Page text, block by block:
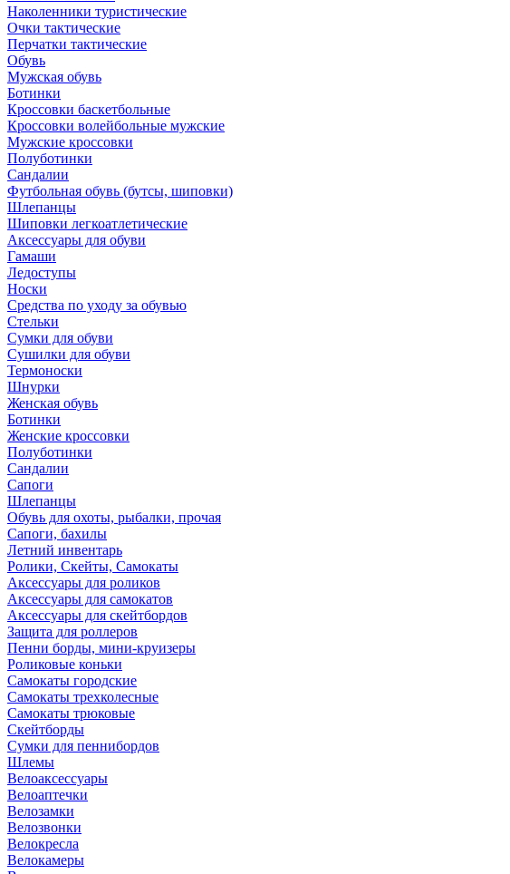
Наколенники туристические
Очки тактические
Перчатки тактические
Обувь
Мужская обувь
Ботинки
Кроссовки баскетбольные
Кроссовки волейбольные мужские
Мужские кроссовки
Полуботинки
Сандалии
Футбольная обувь (бутсы, шиповки)
Шлепанцы
Шиповки легкоатлетические
Аксессуары для обуви
Гамаши
Ледоступы
Носки
Средства по уходу за обувью
Стельки
Сумки для обуви
Сушилки для обуви
Термоноски
Шнурки
Женская обувь
Ботинки
Женские кроссовки
Полуботинки
Сандалии
Сапоги
Шлепанцы
Обувь для охоты, рыбалки, прочая
Сапоги, бахилы
Летний инвентарь
Ролики, Скейты, Самокаты
Аксессуары для роликов
Аксессуары для самокатов
Аксессуары для скейтбордов
Защита для роллеров
Пенни борды, мини-круизеры
Роликовые коньки
Самокаты городские
Самокаты трехколесные
Самокаты трюковые
Скейтборды
Сумки для пеннибордов
Шлемы
Велоаксессуары
Велоаптечки
Велозамки
Велозвонки
Велокресла
Велокамеры